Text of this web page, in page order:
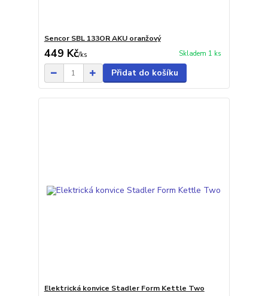
Sencor SBL 133OR AKU oranžový
449 Kč/ks Skladem 1 ks
Přidat do košíku
Elektrická konvice Stadler Form Kettle Two